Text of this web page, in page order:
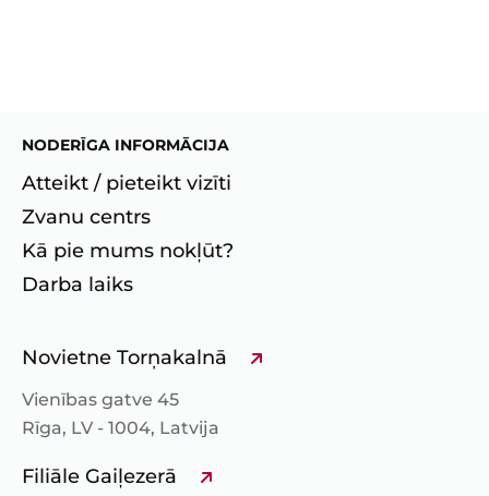
NODERĪGA INFORMĀCIJA
Atteikt / pieteikt vizīti
Zvanu centrs
Kā pie mums nokļūt?
Darba laiks
Novietne Torņakalnā
Vienības gatve 45
Rīga, LV - 1004, Latvija
Filiāle Gaiļezerā